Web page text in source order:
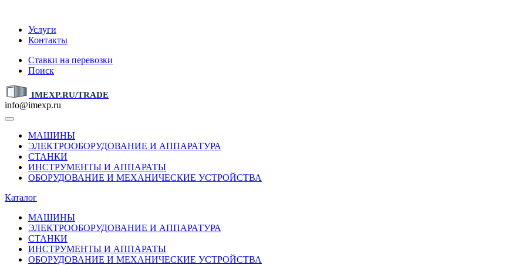
Услуги
Контакты
Ставки на перевозки
Поиск
IMEXP.RU/TRADE
info@imexp.ru
МАШИНЫ
ЭЛЕКТРООБОРУДОВАНИЕ И АППАРАТУРА
СТАНКИ
ИНСТРУМЕНТЫ И АППАРАТЫ
ОБОРУДОВАНИЕ И МЕХАНИЧЕСКИЕ УСТРОЙСТВА
Каталог
МАШИНЫ
ЭЛЕКТРООБОРУДОВАНИЕ И АППАРАТУРА
СТАНКИ
ИНСТРУМЕНТЫ И АППАРАТЫ
ОБОРУДОВАНИЕ И МЕХАНИЧЕСКИЕ УСТРОЙСТВА